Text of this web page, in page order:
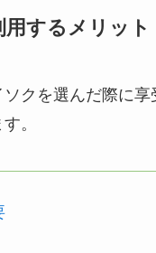
するメリット
クを選んだ際に享
。